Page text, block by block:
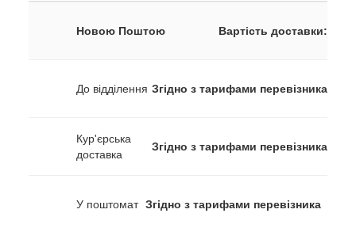
Новою Поштою Вартість доставки:
До відділення Згідно з тарифами перевізника
Кур'єрська
доставка
Згідно з тарифами перевізника
У поштомат Згідно з тарифами перевізника